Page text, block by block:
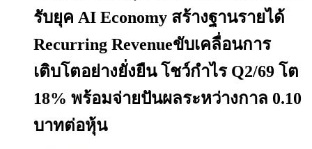
รับยุค AI Economy สร้างฐานรายได้
Recurring Revenueขับเคลื่อนการ
เติบโตอย่างยั่งยืน โชว์กำไร Q2/69 โต
18% พร้อมจ่ายปันผลระหว่างกาล 0.10
บาทต่อหุ้น